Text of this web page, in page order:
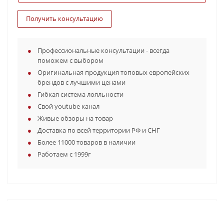
Получить консультацию
Профессиональные консультации - всегда
поможем с выбором
Оригинальная продукция топовых европейских
брендов с лучшими ценами
Гибкая система лояльности
Свой youtube канал
Живые обзоры на товар
Доставка по всей территории РФ и СНГ
Более 11000 товаров в наличии
Работаем с 1999г